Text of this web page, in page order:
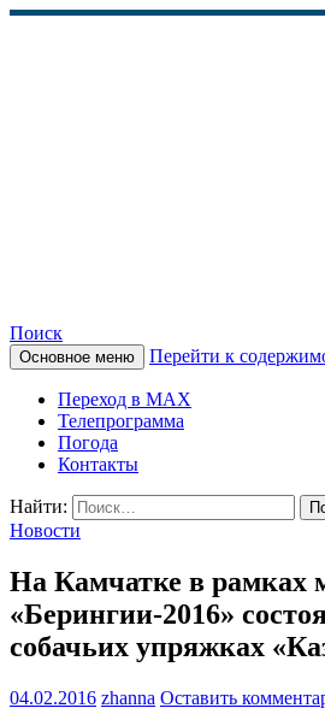
КАМЧАТСКОЕ
АГЕНТСТВО
«ВЕСТИ»)
Поиск
Основное меню Перейти к
Переход в MAX
Телепрограмма
Погода
Контакты
Найти:
Новости
На Камчатке в рамках
«Берингии-2016»
собачьих упряжках
04.02.2016 zhanna Оставить